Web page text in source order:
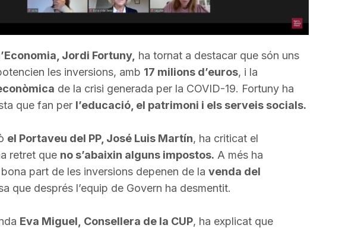
n
Jordi Fortuny, ha tornat a destacar que són uns
les inversions, amb 17 milions d’euros, i la
de la crisi generada per la COVID-19. Fortuny ha
que fan per l’educació, el patrimoni i els serveis socials.
el Portaveu del PP, José Luis Martín, ha criticat el
retret que no s’abaixin alguns impostos. A més ha
part de les inversions depenen de la venda del
que després l’equip de Govern ha desmentit.
Eva Miguel, Consellera de la CUP, ha explicat que